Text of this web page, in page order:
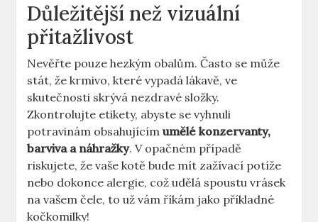
Důležitější než vizuální
přitažlivost
Nevěřte pouze hezkým obalům. Často se může
stát, že krmivo, které vypadá lákavě, ve
skutečnosti skrývá nezdravé složky.
Zkontrolujte etikety, abyste se vyhnuli
potravinám obsahujícímumělé konzervanty,
barviva a náhražky. V opačném případě
riskujete, že vaše kotě bude mít zažívací potíže
nebo dokonce alergie, což udělá spoustu vrásek
na vašem čele, to už vám říkám jako příkladné
kočkomilky!